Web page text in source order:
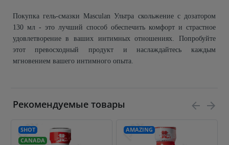
Покупка гель-смазки Masculan Ультра скольжение с дозатором
130 мл - это лучший способ обеспечить комфорт и страстное
удовлетворение в ваших интимных отношениях. Попробуйте
этот превосходный продукт и наслаждайтесь каждым
мгновением вашего интимного опыта.
Рекомендуемые товары
SHOT
CANADA
AMAZING